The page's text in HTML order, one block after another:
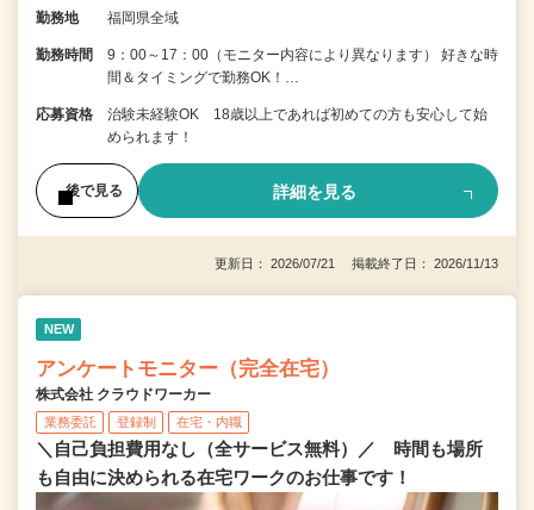
勤務地 福岡県全域
勤務時間
9：00～17：00（モニター内容により異なります） 好きな時
間＆タイミングで勤務OK！…
応募資格
治験未経験OK 18歳以上であれば初めての方も安心して始
められます！
後で見る 詳細を見る
更新日： 2026/07/21 掲載終了日： 2026/11/13
NEW
アンケートモニター（完全在宅）
株式会社 クラウドワーカー
業務委託 登録制 在宅・内職
＼自己負担費用なし（全サービス無料）／ 時間も場所
も自由に決められる在宅ワークのお仕事です！